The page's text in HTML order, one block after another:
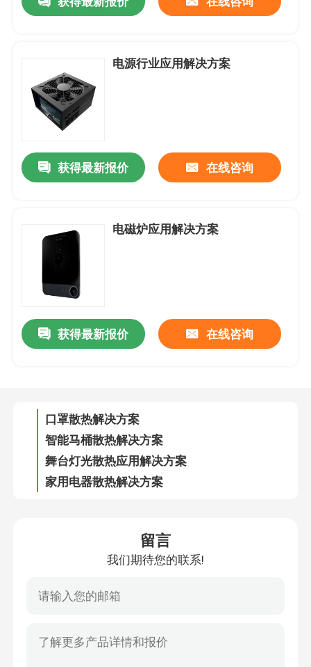
AC-交流机风扇
EC-轴流风扇
风扇配件
电源行业应用解决方案
获得最新报价 在线咨询
电磁炉应用解决方案
获得最新报价 在线咨询
口罩散热解决方案
智能马桶散热解决方案
舞台灯光散热应用解决方案
家用电器散热解决方案
留言
我们期待您的联系!